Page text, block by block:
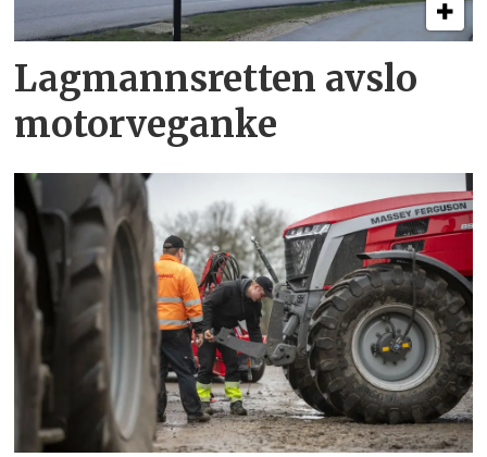
Lagmannsretten avslo
motorveganke